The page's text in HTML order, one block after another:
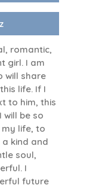
romantic,
girl. I am
will share
life. If I
to him, this
will be so
life, to
a kind and
soul,
I
future